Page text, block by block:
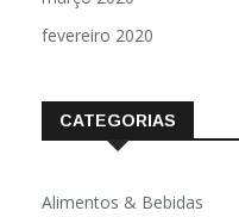
fevereiro 2020
CATEGORIAS
Alimentos & Bebidas